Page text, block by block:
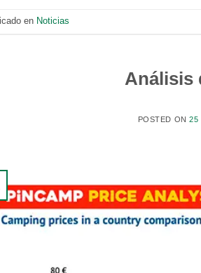
en Noticias
Análisis
POSTED ON25